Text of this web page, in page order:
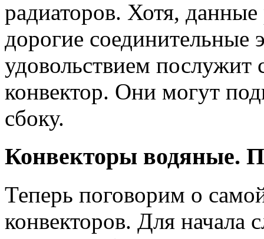
радиаторов. Хотя,
дорогие
удовольствием послужит
конвектор. Они могут
сбоку.
Конвекторы водяные.
Теперь поговорим о
конвекторов. Для начала